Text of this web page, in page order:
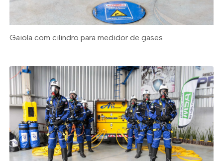
Gaiola com cilindro para medidor de gases